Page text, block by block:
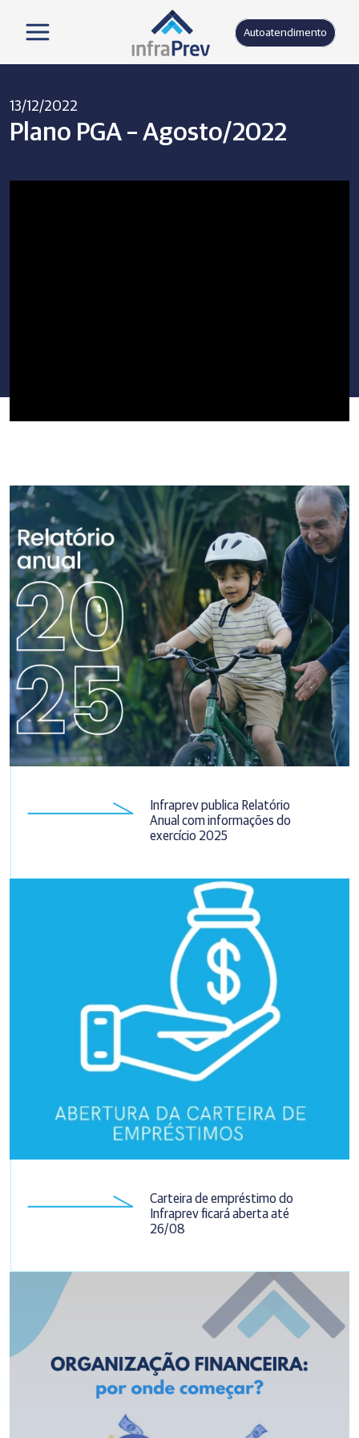
Autoatendimento
13/12/2022
Plano PGA – Agosto/2022
Infraprev publica Relatório
Anual com informações do
exercício 2025
Carteira de empréstimo do
Infraprev ficará aberta até
26/08